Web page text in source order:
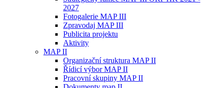
2027
Fotogalerie MAP III
Zpravodaj MAP III
Publicita projektu
Aktivity
MAP II
Organizační struktura MAP II
Řídicí výbor MAP II
Pracovní skupiny MAP II